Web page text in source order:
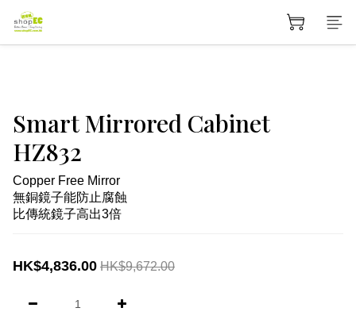
Smart Mirrored Cabinet
HZ832
Copper Free Mirror
無銅鏡子能防止腐蝕
比傳統鏡子高出3倍
HK$4,836.00 HK$9,672.00